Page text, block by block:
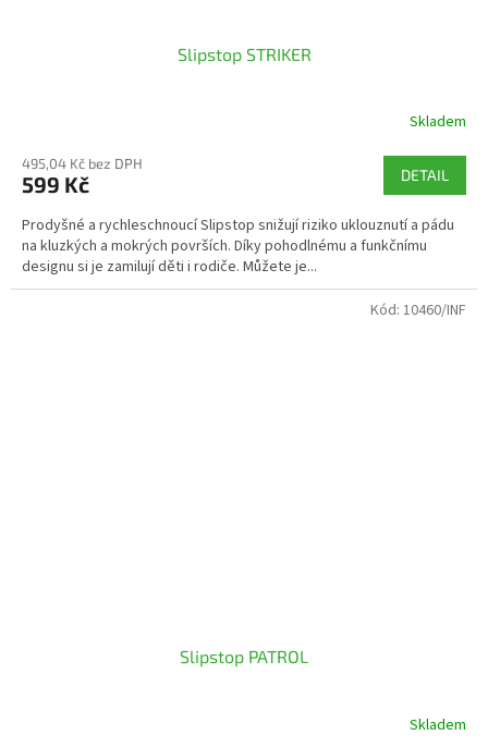
Slipstop STRIKER
Skladem
495,04 Kč bez DPH
599 Kč DETAIL
Prodyšné a rychleschnoucí Slipstop snižují riziko uklouznutí a pádu
na kluzkých a mokrých površích. Díky pohodlnému a funkčnímu
designu si je zamilují děti i rodiče. Můžete je...
Slipstop PATROL
Skladem
Kód: 10460/INF